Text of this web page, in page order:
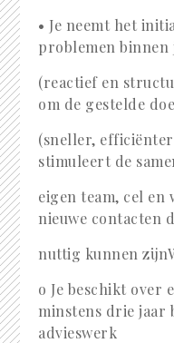
• Je neemt het
problemen binnen
(reactief en
om de gestelde
(sneller,
stimuleert de
eigen team, cel en
nieuwe contacten
nuttig kunnen zijn
o Je beschikt over
minstens drie jaar
advieswerk